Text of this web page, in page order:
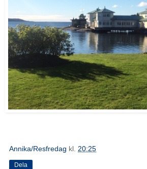
Annika/Resfredag kl. 20:25
Dela